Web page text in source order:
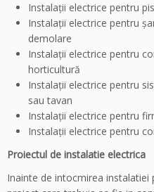
Instalaţii electrice pentru
Instalaţii electrice pentru
demolare
Instalaţii electrice pentru
horticultură
Instalaţii electrice pentru
sau tavan
Instalaţii electrice pentru
Instalaţii electrice pentru
Proiectul de instalatie electrica
Inainte de intocmirea instalatiei